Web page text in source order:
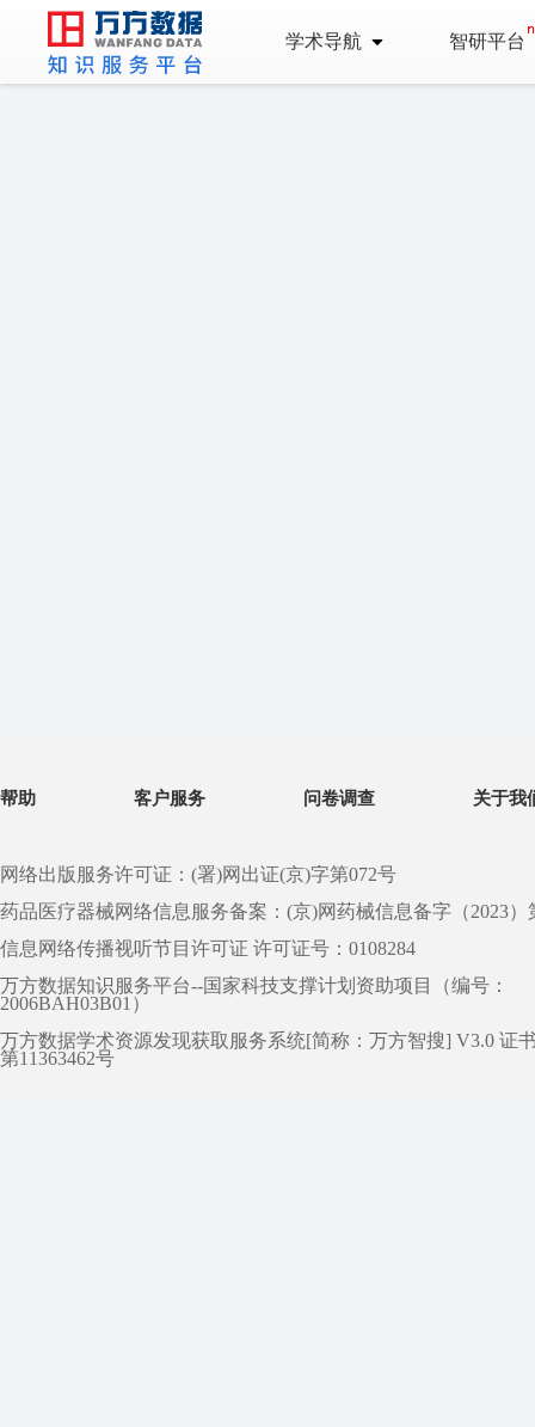
学术导航 智研平台
帮助 客户服务 问卷调查 关于我
网络出版服务许可证：(署)网出证(京)字第072号
药品医疗器械网络信息服务备案：(京)网药械信息备字（2023）
信息网络传播视听节目许可证 许可证号：0108284
万方数据知识服务平台--国家科技支撑计划资助项目（编号：
2006BAH03B01）
万方数据学术资源发现获取服务系统[简称：万方智搜] V3.0 证
第11363462号